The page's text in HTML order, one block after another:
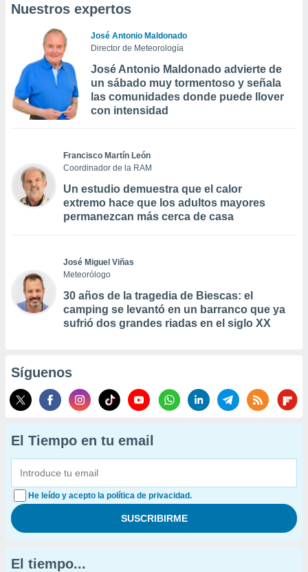
Nuestros expertos
José Antonio Maldonado
Director de Meteorología
José Antonio Maldonado advierte de
un sábado muy tormentoso y señala
las comunidades donde puede llover
con intensidad
Francisco Martín León
Coordinador de la RAM
Un estudio demuestra que el calor
extremo hace que los adultos mayores
permanezcan más cerca de casa
José Miguel Viñas
Meteorólogo
30 años de la tragedia de Biescas: el
camping se levantó en un barranco que ya
sufrió dos grandes riadas en el siglo XX
Síguenos
El Tiempo en tu email
He leído y acepto la política de privacidad.
El tiempo...